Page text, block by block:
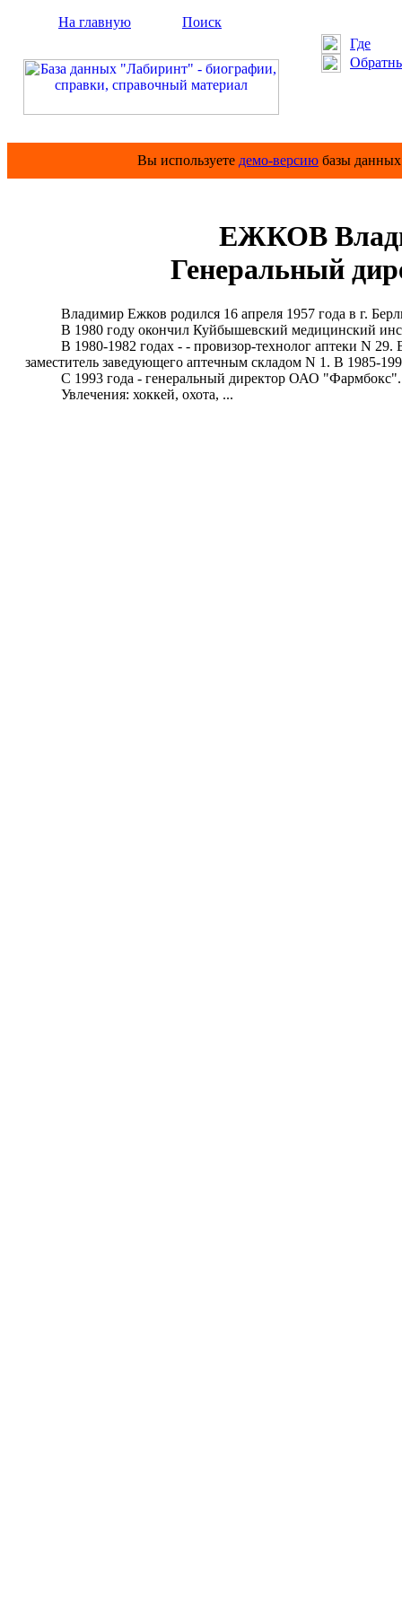
На главную
Поиск
Где
Вы используете демо-версию базы
ЕЖКОВ
Генеральный
Владимир Ежков родился 16 апреля 1957 года в г.
В 1980 году окончил Куйбышевский медицинский
В 1980-1982 годах - - провизор-технолог аптеки N 29.
заместитель заведующего аптечным складом N 1. В 1985-
С 1993 года - генеральный директор ОАО "Фармбокс".
Увлечения: хоккей, охота, ...